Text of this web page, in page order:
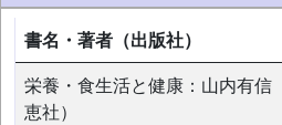
書名・著者（出版社）
栄養・食生活と健康：山内有信
恵社）